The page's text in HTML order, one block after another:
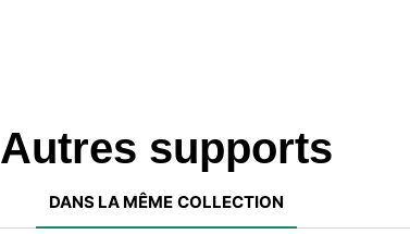
Autres supports
DANS LA MÊME COLLECTION